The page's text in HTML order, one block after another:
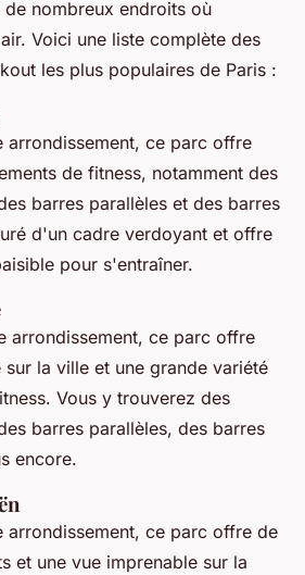
nombreux endroits où
Voici une liste complète des
les plus populaires de Paris :
arrondissement, ce parc offre
de fitness, notamment des
barres parallèles et des barres
d'un cadre verdoyant et offre
pour s'entraîner.
arrondissement, ce parc offre
sur la ville et une grande variété
Vous y trouverez des
barres parallèles, des barres
encore.
arrondissement, ce parc offre de
et une vue imprenable sur la